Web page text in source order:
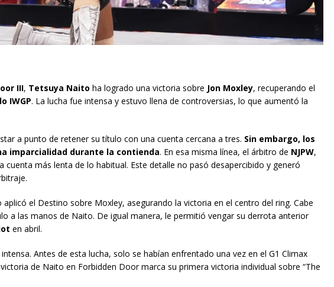
III, Tetsuya Naito ha logrado una victoria sobre Jon Moxley, recuperando el
IWGP. La lucha fue intensa y estuvo llena de controversias, lo que aumentó la
a punto de retener su título con una cuenta cercana a tres. Sin embargo, los
imparcialidad durante la contienda. En esa misma línea, el árbitro de NJPW,
cuenta más lenta de lo habitual. Este detalle no pasó desapercibido y generó
el Destino sobre Moxley, asegurando la victoria en el centro del ring. Cabe
a las manos de Naito. De igual manera, le permitió vengar su derrota anterior
en abril.
Antes de esta lucha, solo se habían enfrentado una vez en el G1 Climax
de Naito en Forbidden Door marca su primera victoria individual sobre “The